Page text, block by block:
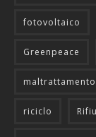
fotovoltaico
Greenpeace
riciclo